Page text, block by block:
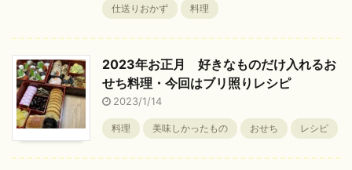
仕送りおかず
料理
2023年お正月 好きなものだけ入れるお
せち料理・今回はブリ照りレシピ
2023/1/14
料理 美味しかったもの おせち レシピ